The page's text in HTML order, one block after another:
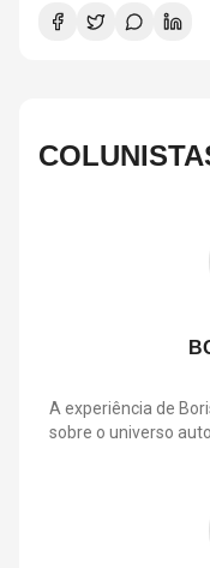
a partir de R$ 25. A
em 4 e 5 de agosto,
A experiência de
sobre o universo
que